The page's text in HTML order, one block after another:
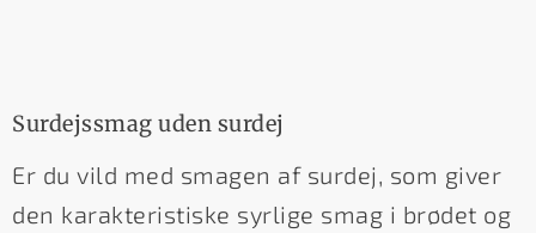
Surdejssmag uden surdej
Er du vild med smagen af surdej, som giver
den karakteristiske syrlige smag i brødet og